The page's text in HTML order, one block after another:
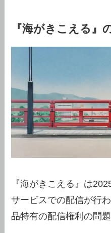
『海がきこえる』
『海がきこえる』は
サービスでの配信が行
品特有の配信権利の問